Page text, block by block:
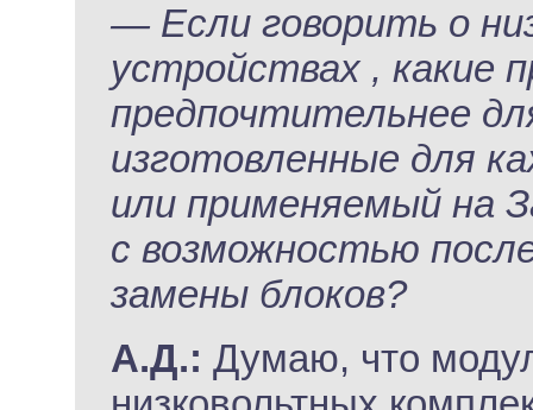
— Если говорить о
устройствах , какие
предпочтительнее
изготовленные для
или применяемый на
с возможностью
замены блоков?
А.Д.: Думаю, что